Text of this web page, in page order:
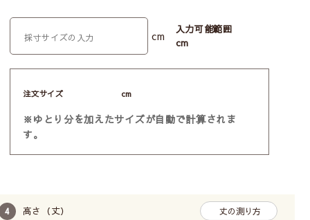
cm
入力可能範囲
cm
注文サイズ cm
※ゆとり分を加えたサイズが自動で計算されま
す。
高さ（丈） 丈の測り方